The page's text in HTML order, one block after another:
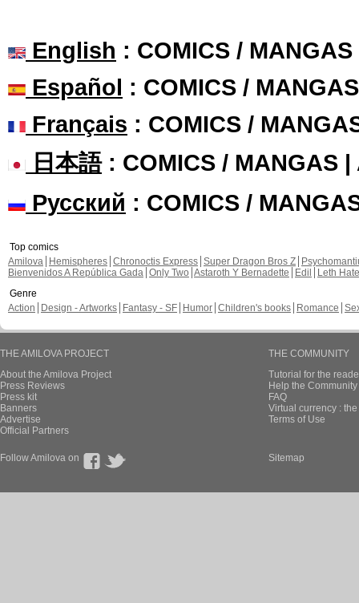
English : COMICS /
Español : COMICS /
Français : COMICS /
日本語: COMICS / MANGAS |
Русский : COMICS /
Top comics
Amilova
Hemispheres Chronoctis Express Super Dragon Bros Z
Bienvenidos A República Gada Only Two Astaroth Y Bernadette Edil
Leth Hate
Genre
Action
Design - Artworks Fantasy - SF Humor Children's books Romance
THE AMILOVA PROJECT
About the Amilova Project
Press Reviews
Press kit
Banners
Advertise
Official Partners
THE COMMUNITY
Tutorial for the
Help the
FAQ
Virtual currency :
Terms of Use
Follow Amilova on Sitemap